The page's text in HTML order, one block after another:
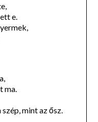
e.
ma.
mint az ősz.